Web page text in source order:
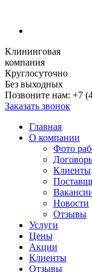
Клининговая
компания
Круглосуточно
Без выходных
Позвоните нам: +7
Заказать звонок
Главная
О компании
Фото
Клиенты
Новости
Отзывы
Услуги
Цены
Акции
Клиенты
Отзывы